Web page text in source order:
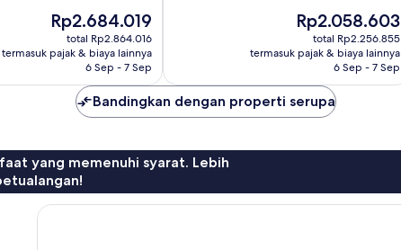
Harga
sekarang
Rp2.684.019
Rp2.684.019
total Rp2.864.016
termasuk pajak & biaya lainnya
6 Sep - 7 Sep
Harga
sekarang
Rp2.058.603
Rp2.058.603
total Rp2.256.855
termasuk pajak & biaya lainnya
6 Sep - 7 Sep
Bandingkan dengan properti serupa
yang memenuhi syarat. Lebih